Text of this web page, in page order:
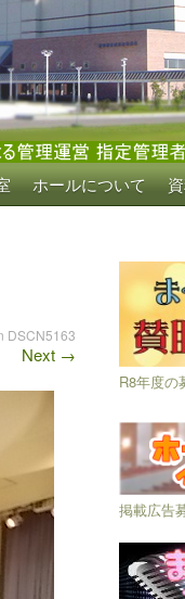
ホールについて
DSCN5163
Next →
R8年度の
掲載広告